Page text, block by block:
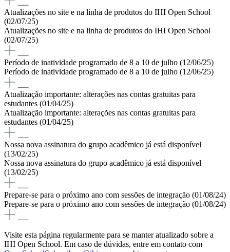
Atualizações no site e na linha de produtos do IHI Open School
(02/07/25)
Atualizações no site e na linha de produtos do IHI Open School
(02/07/25)
Período de inatividade programado de 8 a 10 de julho (12/06/25)
Período de inatividade programado de 8 a 10 de julho (12/06/25)
Atualização importante: alterações nas contas gratuitas para
estudantes (01/04/25)
Atualização importante: alterações nas contas gratuitas para
estudantes (01/04/25)
Nossa nova assinatura do grupo acadêmico já está disponível
(13/02/25)
Nossa nova assinatura do grupo acadêmico já está disponível
(13/02/25)
Prepare-se para o próximo ano com sessões de integração (01/08/24)
Prepare-se para o próximo ano com sessões de integração (01/08/24)
Visite esta página regularmente para se manter atualizado sobre a
IHI Open School. Em caso de dúvidas, entre em contato com